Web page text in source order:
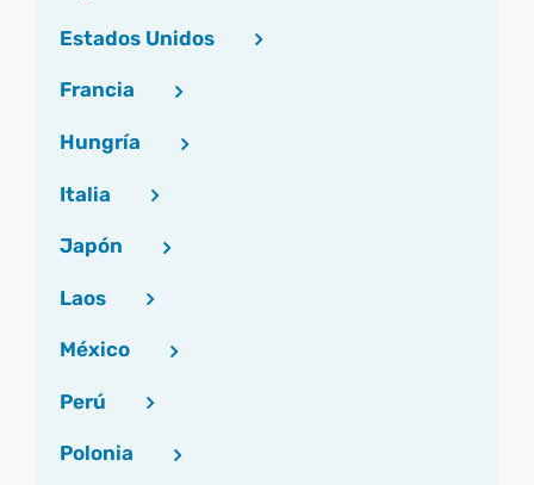
Estados Unidos
Francia
Hungría
Italia
Japón
Laos
México
Perú
Polonia